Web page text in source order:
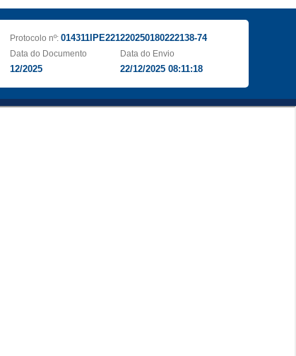
Protocolo nº: 014311IPE221220250180222138-74
Data do Documento
12/2025
Data do Envio
22/12/2025 08:11:18